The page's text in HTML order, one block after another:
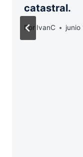
catastral.
Por IvanC junio